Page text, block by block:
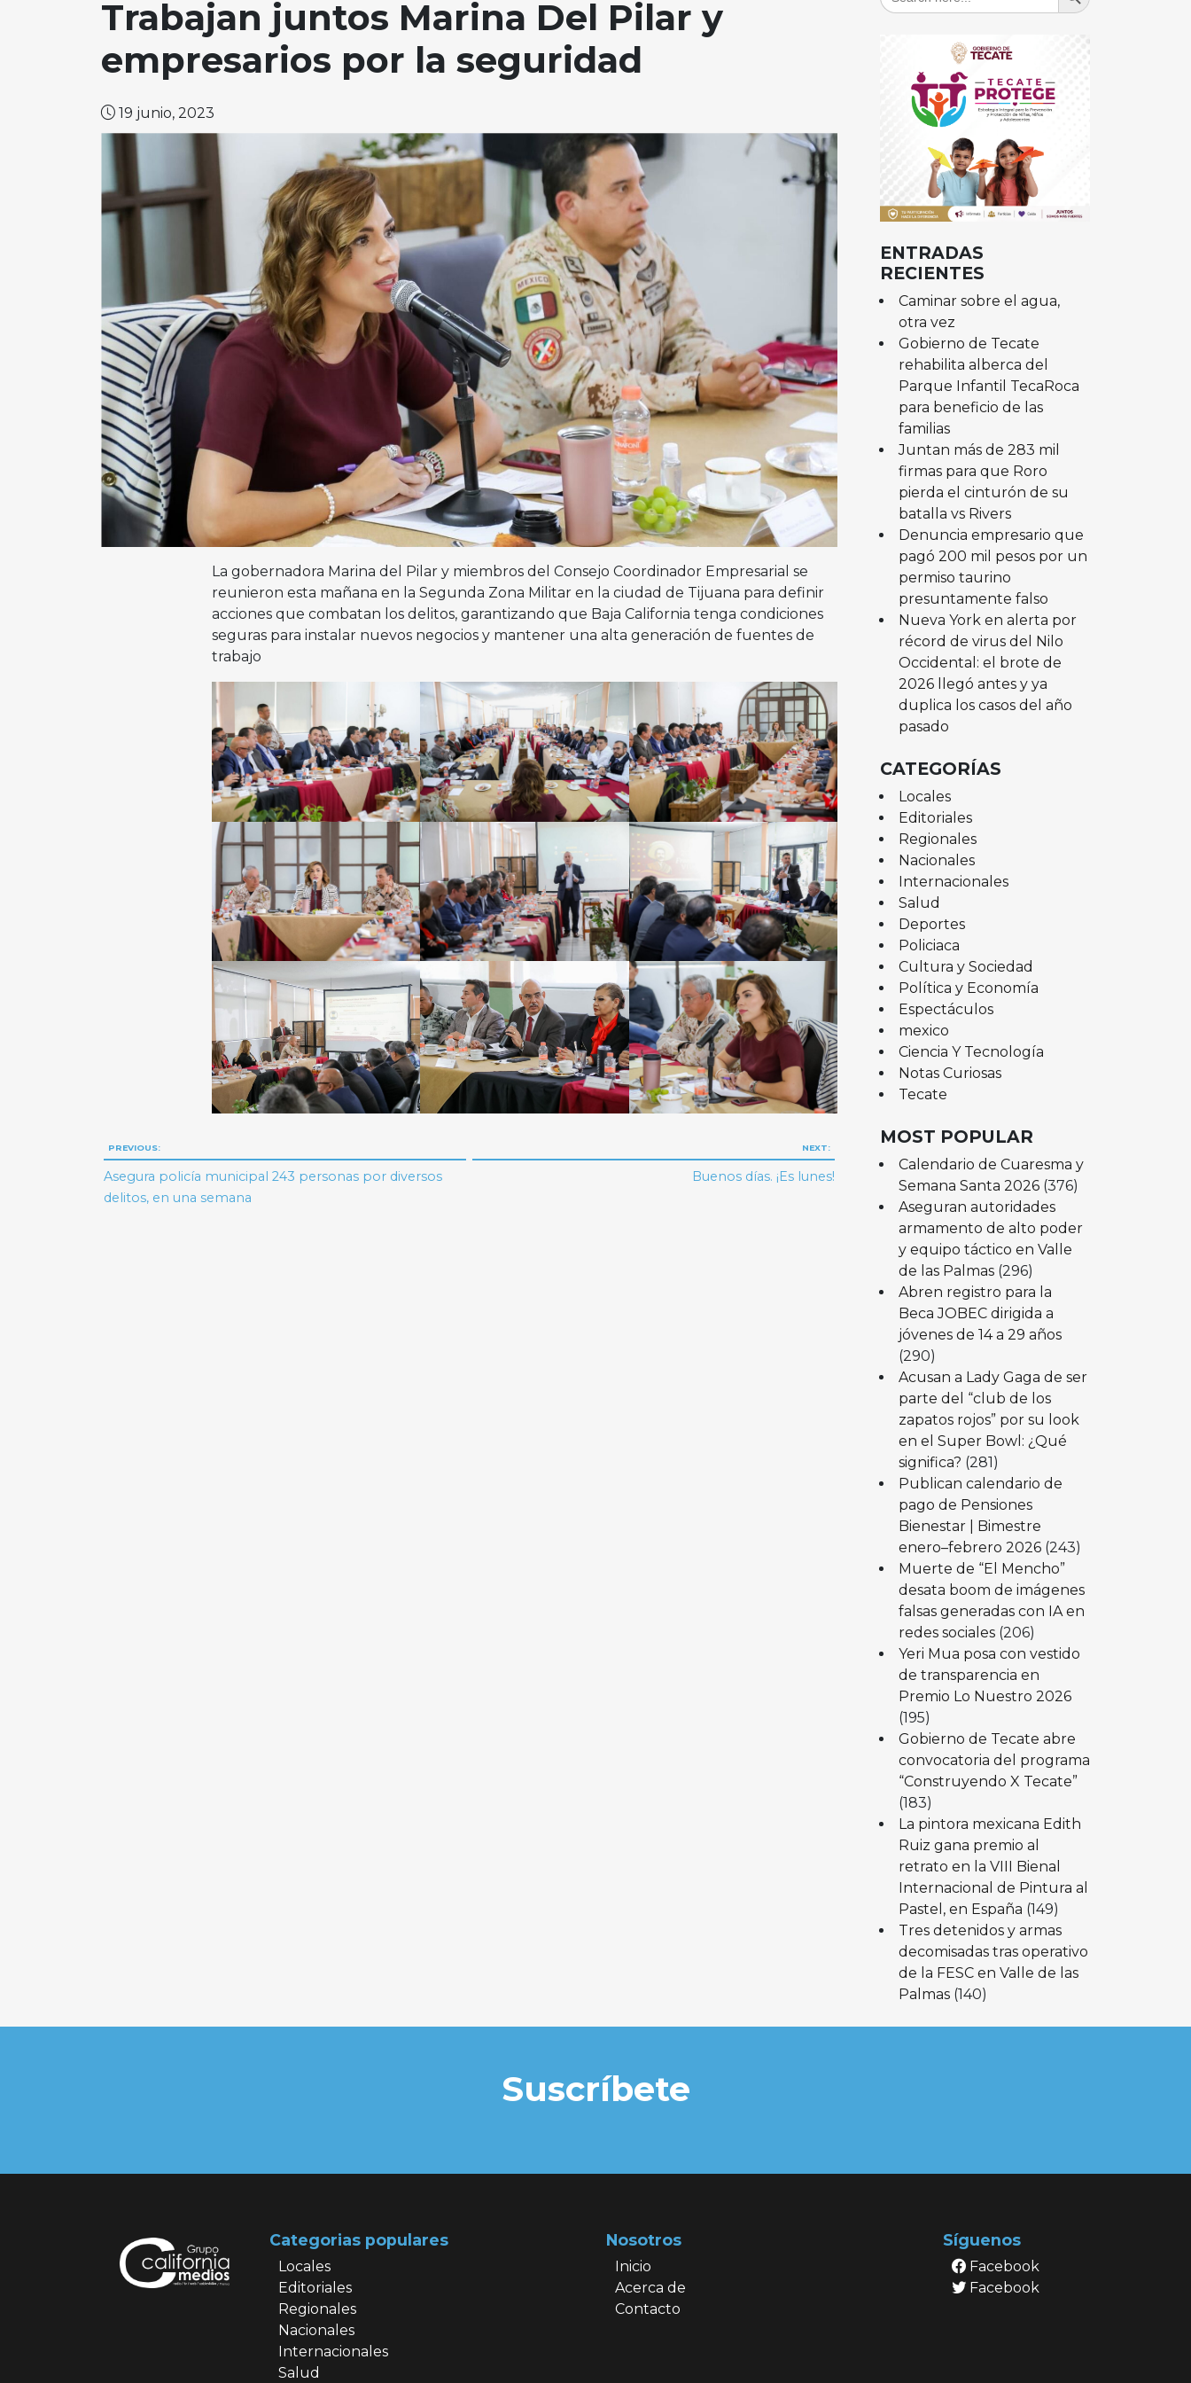
Trabajan juntos Marina Del Pilar y
empresarios por la seguridad
19 junio, 2023
La gobernadora Marina del Pilar y miembros del Consejo Coordinador Empresarial se
reunieron esta mañana en la Segunda Zona Militar en la ciudad de Tijuana para definir
acciones que combatan los delitos, garantizando que Baja California tenga condiciones
seguras para instalar nuevos negocios y mantener una alta generación de fuentes de
trabajo
Navegación
de
PREVIOUS:
Asegura policía municipal 243 personas por diversos
delitos, en una semana
NEXT:
Buenos días. ¡Es lunes!
ENTRADAS
RECIENTES
Caminar sobre el agua,
otra vez
Gobierno de Tecate
rehabilita alberca del
Parque Infantil TecaRoca
para beneficio de las
familias
Juntan más de 283 mil
firmas para que Roro
pierda el cinturón de su
batalla vs Rivers
Denuncia empresario que
pagó 200 mil pesos por un
permiso taurino
presuntamente falso
Nueva York en alerta por
récord de virus del Nilo
Occidental: el brote de
2026 llegó antes y ya
duplica los casos del año
pasado
CATEGORÍAS
Locales
Editoriales
Regionales
Nacionales
Internacionales
Salud
Deportes
Policiaca
Cultura y Sociedad
Política y Economía
Espectáculos
mexico
Ciencia Y Tecnología
Notas Curiosas
Tecate
MOST POPULAR
Calendario de Cuaresma y
Semana Santa 2026 (376)
Aseguran autoridades
armamento de alto poder
y equipo táctico en Valle
de las Palmas (296)
Abren registro para la
Beca JOBEC dirigida a
jóvenes de 14 a 29 años
(290)
Acusan a Lady Gaga de ser
parte del “club de los
zapatos rojos” por su look
en el Super Bowl: ¿Qué
significa? (281)
Publican calendario de
pago de Pensiones
Bienestar | Bimestre
enero–febrero 2026 (243)
Muerte de “El Mencho”
desata boom de imágenes
falsas generadas con IA en
redes sociales (206)
Yeri Mua posa con vestido
de transparencia en
Premio Lo Nuestro 2026
(195)
Gobierno de Tecate abre
convocatoria del programa
“Construyendo X Tecate”
(183)
La pintora mexicana Edith
Ruiz gana premio al
retrato en la VIII Bienal
Internacional de Pintura al
Pastel, en España (149)
Tres detenidos y armas
decomisadas tras operativo
de la FESC en Valle de las
Palmas (140)
Suscríbete
Categorias populares
Locales
Editoriales
Regionales
Nacionales
Internacionales
Salud
Nosotros
Inicio
Acerca de
Contacto
Síguenos
Facebook
Facebook